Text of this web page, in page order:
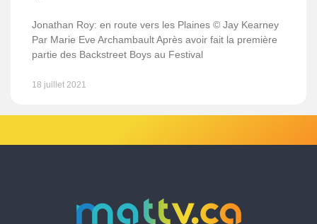
Jonathan Roy: en route vers les Plaines © Jay Kearney
Par Marie Eve Archambault Après avoir fait la première
partie des Backstreet Boys au Festival
18 juillet 2021